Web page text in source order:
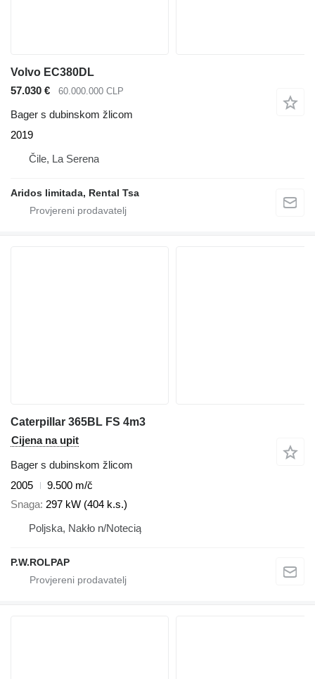
Volvo EC380DL
57.030 €
60.000.000 CLP
Bager s dubinskom žlicom
2019
Čile, La Serena
Aridos limitada, Rental Tsa
Caterpillar 365BL FS 4m3
Cijena na upit
Bager s dubinskom žlicom
2005
9.500 m/č
Snaga 297 kW (404 k.s.)
Poljska, Nakło n/Notecią
P.W.ROLPAP